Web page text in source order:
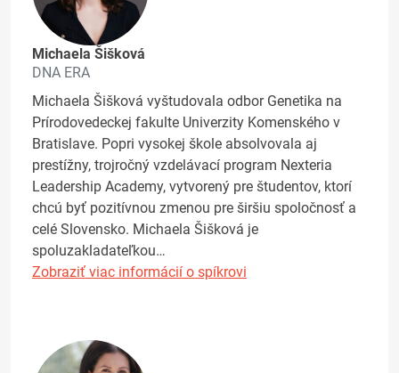
Michaela Šišková
DNA ERA
Michaela Šišková vyštudovala odbor Genetika na
Prírodovedeckej fakulte Univerzity Komenského v
Bratislave. Popri vysokej škole absolvovala aj
prestížny, trojročný vzdelávací program Nexteria
Leadership Academy, vytvorený pre študentov, ktorí
chcú byť pozitívnou zmenou pre širšiu spoločnosť a
celé Slovensko. Michaela Šišková je
spoluzakladateľkou…
Zobraziť viac informácií o spíkrovi